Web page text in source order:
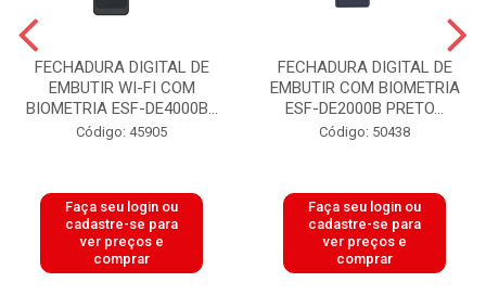
FECHADURA DIGITAL DE
EMBUTIR WI-FI COM
BIOMETRIA ESF-DE4000B...
Código: 45905
Faça seu login ou
cadastre-se para
ver preços e
comprar
FECHADURA DIGITAL DE
EMBUTIR COM BIOMETRIA
ESF-DE2000B PRETO...
Código: 50438
Faça seu login ou
cadastre-se para
ver preços e
comprar